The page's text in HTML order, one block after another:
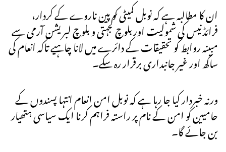
ان کا مطالبہ ہے کہ نوبل کمیٹی کو پین ناروے کے کردار،
فرائڈنیس کی شمولیت اوربلوچ کجہتی و بلوچ لبریشن آرمی سے
مبینہ روابط کو تحقیقات کے دائرے میں لانا چاہیے تاکہ انعام کی
ساکھ اور غیر جانبداری برقرار رہ سکے۔
ورنہ خبردار کیا جا رہا ہے کہ نوبل امن انعام انتہا پسندوں کے
حامیین کو امن کے نام پر راستہ فراہم کرنا ایک سیاسی ہتھیار
بن جائے گا۔